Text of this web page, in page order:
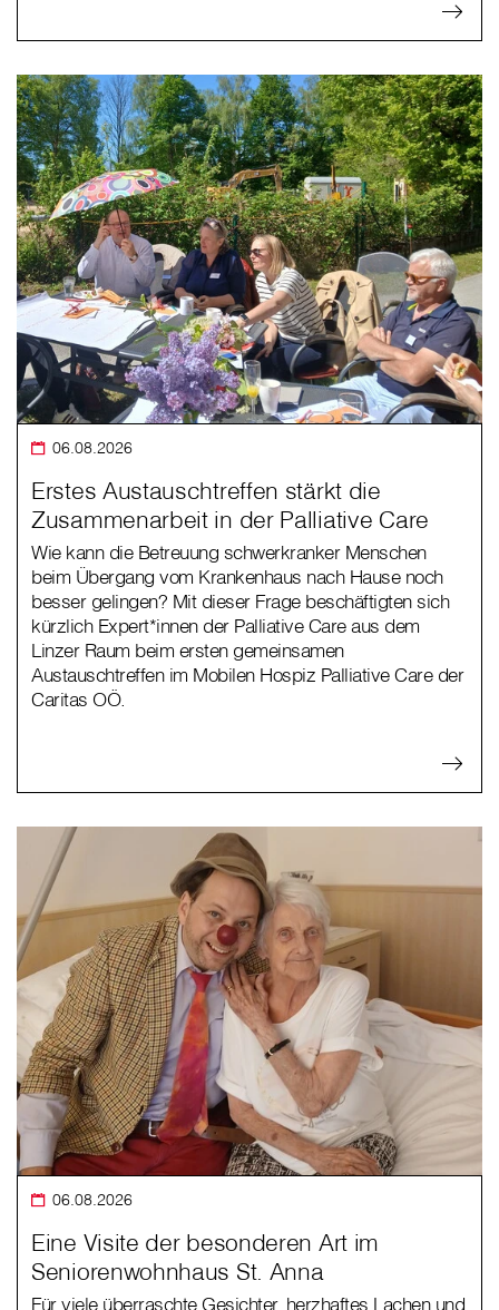
06.08.2026
Erstes Austauschtreffen stärkt die
Zusammenarbeit in der Palliative Care
Wie kann die Betreuung schwerkranker Menschen
beim Übergang vom Krankenhaus nach Hause noch
besser gelingen? Mit dieser Frage beschäftigten sich
kürzlich Expert*innen der Palliative Care aus dem
Linzer Raum beim ersten gemeinsamen
Austauschtreffen im Mobilen Hospiz Palliative Care der
Caritas OÖ.
06.08.2026
Eine Visite der besonderen Art im
Seniorenwohnhaus St. Anna
Für viele überraschte Gesichter, herzhaftes Lachen und